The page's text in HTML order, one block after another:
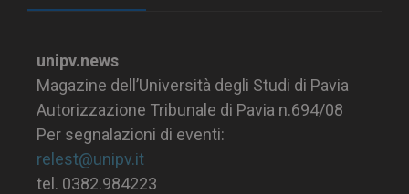
unipv.news
Magazine dell’Università degli Studi di Pavia
Autorizzazione Tribunale di Pavia n.694/08
Per segnalazioni di eventi:
relest@unipv.it
tel. 0382.984223